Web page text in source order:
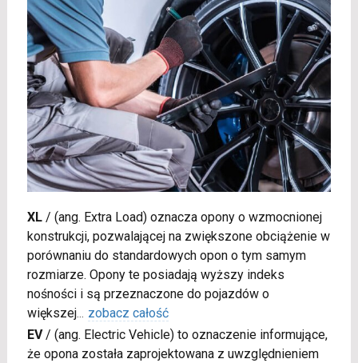
XL/ (ang. Extra Load) oznacza opony o wzmocnionej
konstrukcji, pozwalającej na zwiększone obciążenie w
porównaniu do standardowych opon o tym samym
rozmiarze. Opony te posiadają wyższy indeks
nośności i są przeznaczone do pojazdów o
większej... zobacz całość
EV/ (ang. Electric Vehicle) to oznaczenie informujące,
że opona została zaprojektowana z uwzględnieniem